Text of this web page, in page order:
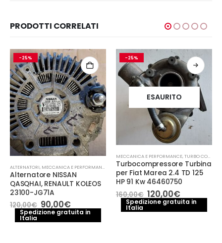
PRODOTTI CORRELATI
-25%
ALTERNATORI, MECCANICA E PERFORMANCE
Alternatore NISSAN
QASQHAI, RENAULT KOLEOS
23100-JG71A
120,00€ Il
prezzo
originale
90,00€Il
prezzo
attuale
Spedizione gratuita in
Italia
-25%
ESAURITO
MECCANICA E PERFORMANCE,TURBO COMPRESSORE- TURBINA
Turbocompressore Turbina
per Fiat Marea 2.4 TD 125
HP 91 Kw 46460750
160,00€ Il
prezzo
originale
120,00€Il
prezzo
attuale
Spedizione gratuita in
Italia